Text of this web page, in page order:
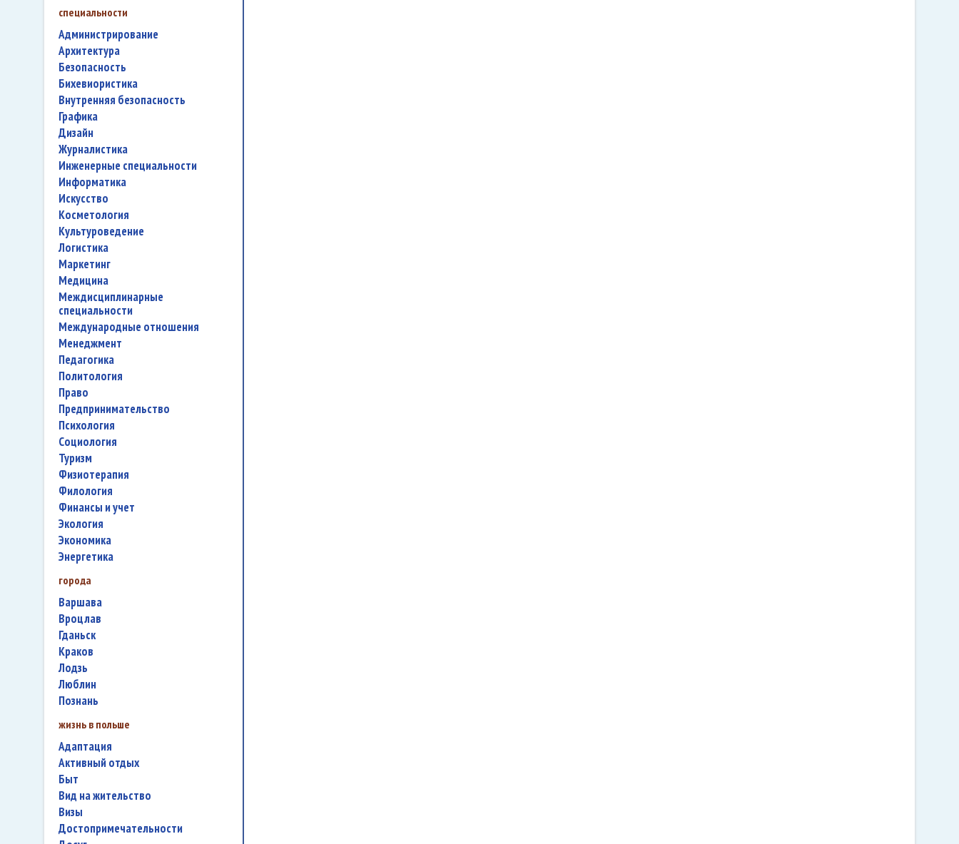
специальности
администрирование
архитектура
безопасность
бихевиористика
внутренняя безопасность
графика
дизайн
журналистика
инженерные специальности
информатика
искусство
косметология
культуроведение
логистика
маркетинг
медицина
междисциплинарные
специальности
международные отношения
менеджмент
педагогика
политология
право
предпринимательство
психология
социология
туризм
физиотерапия
филология
финансы и учет
экология
экономика
энергетика
города
Варшава
Вроцлав
Гданьск
Краков
Лодзь
Люблин
Познань
жизнь в польше
адаптация
активный отдых
быт
вид на жительство
визы
достопримечательности